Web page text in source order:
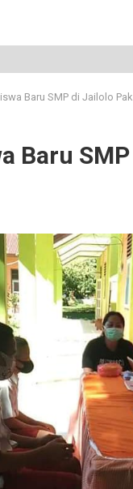
Baru SMP di Jailolo
Baru